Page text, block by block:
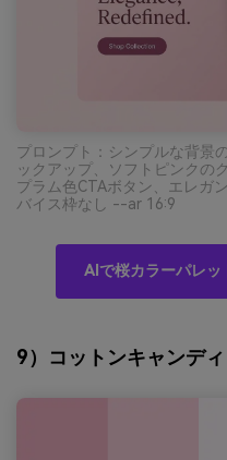
プロンプト：シンプルな背景
ックアップ、ソフトピンクの
プラム色CTAボタン、エレガ
バイス枠なし --ar 16:9
AIで桜カラーパレ
9）コットンキャンデ